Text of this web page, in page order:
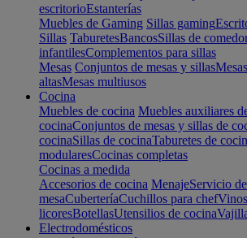
escritorioEstanterías
Muebles de Gaming Sillas gaming
Sillas TaburetesBancosSillas de
infantilesComplementos para sillas
Mesas Conjuntos de mesas y sillas
altasMesas multiusos
Cocina
Muebles de cocina Muebles auxiliares
cocinaConjuntos de mesas y sillas de
cocinaSillas de cocinaTaburetes de
modularesCocinas completas
Cocinas a medida
Accesorios de cocina MenajeServicio de
mesaCuberteríaCuchillos para chef
licoresBotellasUtensilios de cocina
Electrodomésticos